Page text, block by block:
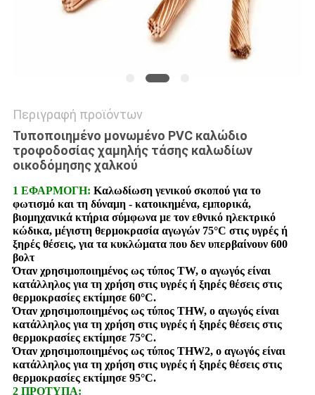
Περιγραφή προϊόντων
Τυποποιημένο μονωμένο PVC καλώδιο
τροφοδοσίας χαμηλής τάσης καλωδίων
οικοδόμησης χαλκού
1 ΕΦΑΡΜΟΓΗ: Καλωδίωση γενικού σκοπού για το
φωτισμό και τη δύναμη - κατοικημένα, εμπορικά,
βιομηχανικά κτήρια σύμφωνα με τον εθνικό ηλεκτρικό
κώδικα, μέγιστη θερμοκρασία αγωγών 75°C στις υγρές ή
ξηρές θέσεις, για τα κυκλώματα που δεν υπερβαίνουν 600
βολτ
Όταν χρησιμοποιημένος ως τύπος TW, ο αγωγός είναι
κατάλληλος για τη χρήση στις υγρές ή ξηρές θέσεις στις
θερμοκρασίες εκτίμησε 60°C.
Όταν χρησιμοποιημένος ως τύπος THW, ο αγωγός είναι
κατάλληλος για τη χρήση στις υγρές ή ξηρές θέσεις στις
θερμοκρασίες εκτίμησε 75°C.
Όταν χρησιμοποιημένος ως τύπος THW2, ο αγωγός είναι
κατάλληλος για τη χρήση στις υγρές ή ξηρές θέσεις στις
θερμοκρασίες εκτίμησε 95°C.
2 ΠΡΟΤΥΠΑ: